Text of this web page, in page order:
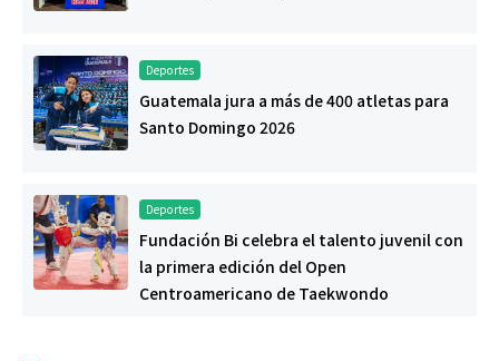
Deportes
Guatemala jura a más de 400 atletas para
Santo Domingo 2026
Deportes
Fundación Bi celebra el talento juvenil con
la primera edición del Open
Centroamericano de Taekwondo